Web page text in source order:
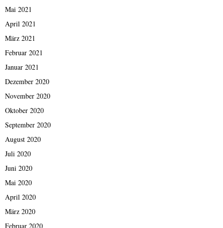
Mai 2021
April 2021
März 2021
Februar 2021
Januar 2021
Dezember 2020
November 2020
Oktober 2020
September 2020
August 2020
Juli 2020
Juni 2020
Mai 2020
April 2020
März 2020
Februar 2020